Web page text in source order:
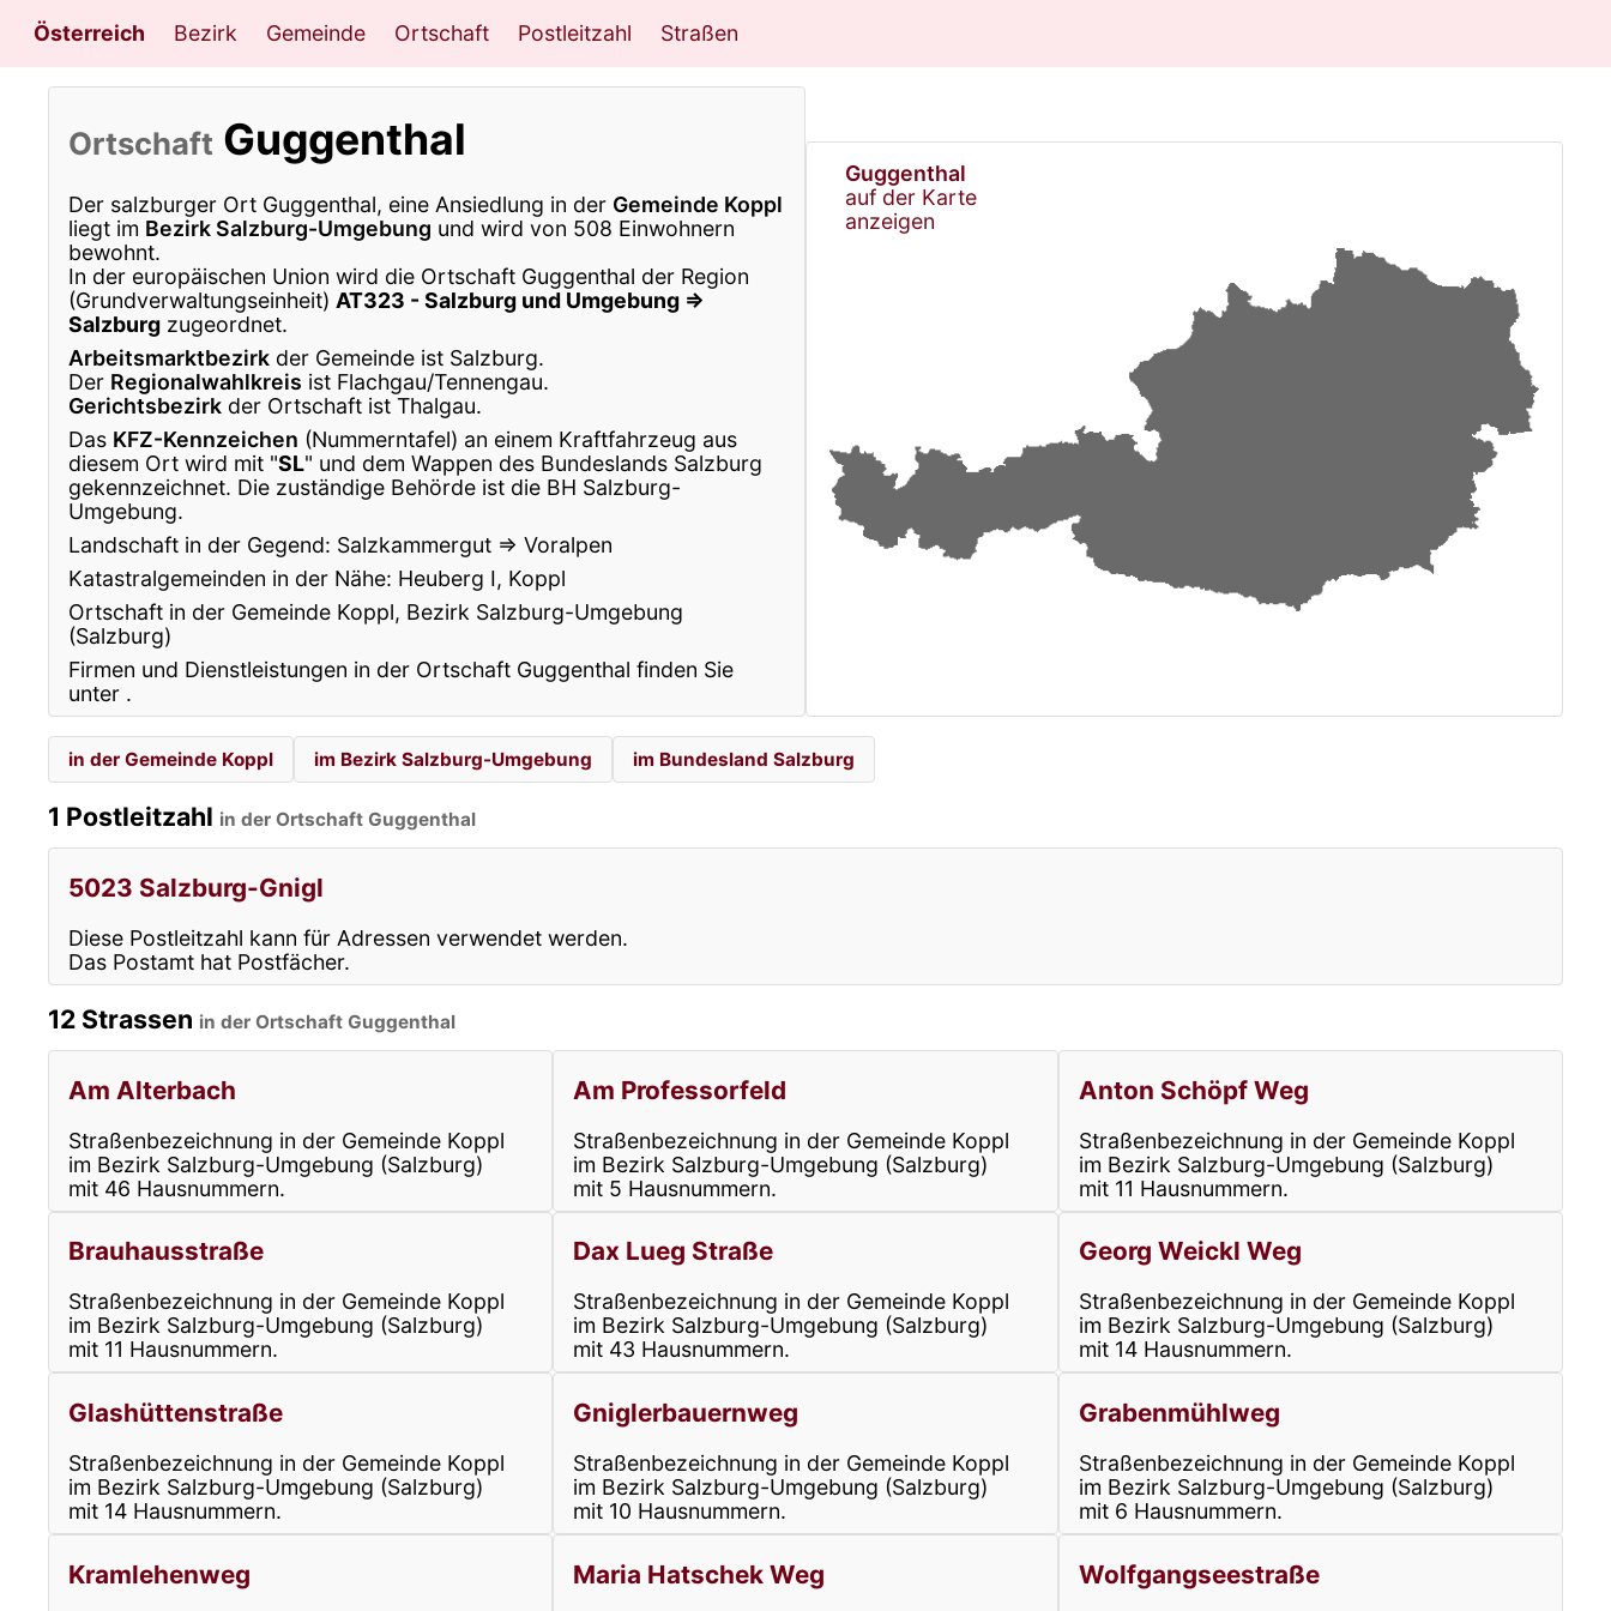
Österreich Bezirk Gemeinde Ortschaft Postleitzahl Straßen
Ortschaft Guggenthal
Der salzburger Ort Guggenthal, eine Ansiedlung in der Gemeinde Koppl
liegt im Bezirk Salzburg-Umgebung und wird von 508 Einwohnern
bewohnt.
In der europäischen Union wird die Ortschaft Guggenthal der Region
(Grundverwaltungseinheit) AT323 - Salzburg und Umgebung ⇒
Salzburg zugeordnet.
Arbeitsmarktbezirk der Gemeinde ist Salzburg.
Der Regionalwahlkreis ist Flachgau/Tennengau.
Gerichtsbezirk der Ortschaft ist Thalgau.
Das KFZ-Kennzeichen (Nummerntafel) an einem Kraftfahrzeug aus
diesem Ort wird mit "SL" und dem Wappen des Bundeslands Salzburg
gekennzeichnet. Die zuständige Behörde ist die BH Salzburg-
Umgebung.
Landschaft in der Gegend: Salzkammergut ⇒ Voralpen
Katastralgemeinden in der Nähe: Heuberg I, Koppl
Ortschaft in der Gemeinde Koppl, Bezirk Salzburg-Umgebung
(Salzburg)
Firmen und Dienstleistungen in der Ortschaft Guggenthal finden Sie
unter .
Guggenthal
auf der Karte
anzeigen
in der Gemeinde Koppl im Bezirk Salzburg-Umgebung im Bundesland Salzburg
1 Postleitzahl in der Ortschaft Guggenthal
5023 Salzburg-Gnigl
Diese Postleitzahl kann für Adressen verwendet werden.
Das Postamt hat Postfächer.
12 Strassen in der Ortschaft Guggenthal
Am Alterbach
Straßenbezeichnung in der Gemeinde Koppl
im Bezirk Salzburg-Umgebung (Salzburg)
mit 46 Hausnummern.
Am Professorfeld
Straßenbezeichnung in der Gemeinde Koppl
im Bezirk Salzburg-Umgebung (Salzburg)
mit 5 Hausnummern.
Anton Schöpf Weg
Straßenbezeichnung in der Gemeinde Koppl
im Bezirk Salzburg-Umgebung (Salzburg)
mit 11 Hausnummern.
Brauhausstraße
Straßenbezeichnung in der Gemeinde Koppl
im Bezirk Salzburg-Umgebung (Salzburg)
mit 11 Hausnummern.
Dax Lueg Straße
Straßenbezeichnung in der Gemeinde Koppl
im Bezirk Salzburg-Umgebung (Salzburg)
mit 43 Hausnummern.
Georg Weickl Weg
Straßenbezeichnung in der Gemeinde Koppl
im Bezirk Salzburg-Umgebung (Salzburg)
mit 14 Hausnummern.
Glashüttenstraße
Straßenbezeichnung in der Gemeinde Koppl
im Bezirk Salzburg-Umgebung (Salzburg)
mit 14 Hausnummern.
Gniglerbauernweg
Straßenbezeichnung in der Gemeinde Koppl
im Bezirk Salzburg-Umgebung (Salzburg)
mit 10 Hausnummern.
Grabenmühlweg
Straßenbezeichnung in der Gemeinde Koppl
im Bezirk Salzburg-Umgebung (Salzburg)
mit 6 Hausnummern.
Kramlehenweg Maria Hatschek Weg Wolfgangseestraße